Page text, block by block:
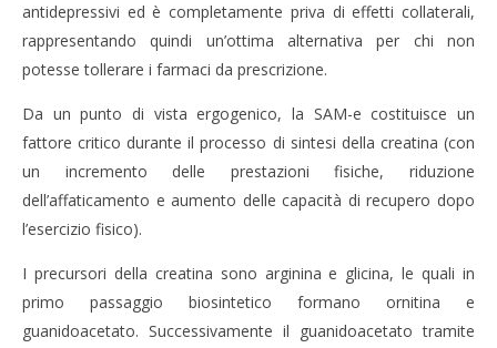
antidepressivi ed è completamente priva di effetti collaterali,
rappresentando quindi un’ottima alternativa per chi non
potesse tollerare i farmaci da prescrizione.
Da un punto di vista ergogenico, la SAM-e costituisce un
fattore critico durante il processo di sintesi della creatina (con
un incremento delle prestazioni fisiche, riduzione
dell’affaticamento e aumento delle capacità di recupero dopo
l’esercizio fisico).
I precursori della creatina sono arginina e glicina, le quali in
primo passaggio biosintetico formano ornitina e
guanidoacetato. Successivamente il guanidoacetato tramite